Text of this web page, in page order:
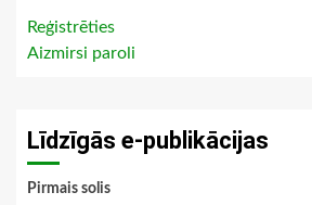
Reģistrēties
Aizmirsi paroli
Līdzīgās e-publikācijas
Pirmais solis